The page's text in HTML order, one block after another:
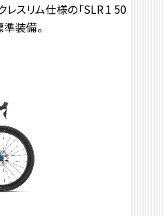
レスリム仕様の「SLR 1 50
装備。